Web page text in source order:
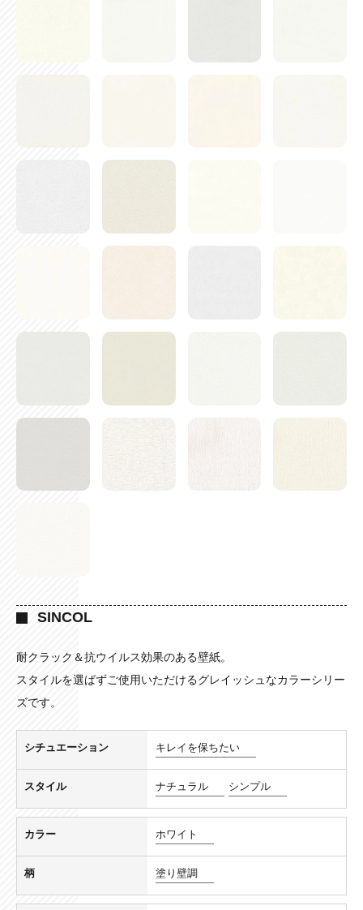
SINCOL
耐クラック＆抗ウイルス効果のある壁紙。
スタイルを選ばずご使用いただけるグレイッシュなカラーシリー
ズです。
シチュエーション キレイを保ちたい
スタイル ナチュラル シンプル
カラー ホワイト
柄 塗り壁調